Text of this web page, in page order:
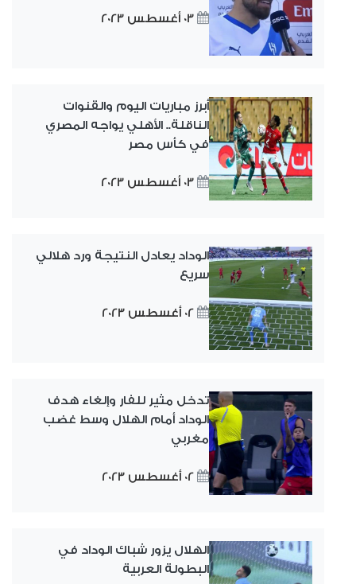
03 أغسطس 2023
أبرز مباريات اليوم والقنوات
الناقلة.. الأهلي يواجه المصري
في كأس مصر
03 أغسطس 2023
الوداد يعادل النتيجة ورد هلالي
سريع
02 أغسطس 2023
تدخل مثير للفار وإلغاء هدف
الوداد أمام الهلال وسط غضب
مغربي
02 أغسطس 2023
الهلال يزور شباك الوداد في
البطولة العربية